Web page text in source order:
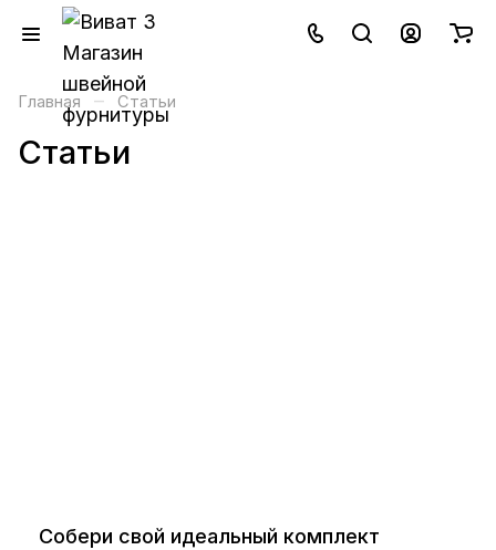
Главная – Статьи
Статьи
Собери свой идеальный комплект